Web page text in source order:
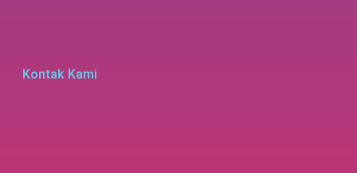
Kontak Kami